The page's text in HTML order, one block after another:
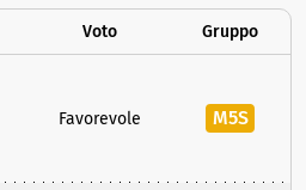
Voto Gruppo
Favorevole M5S